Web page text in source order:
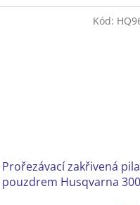
Prořezávací zakřivená
pouzdrem Husqvarna
Kód: